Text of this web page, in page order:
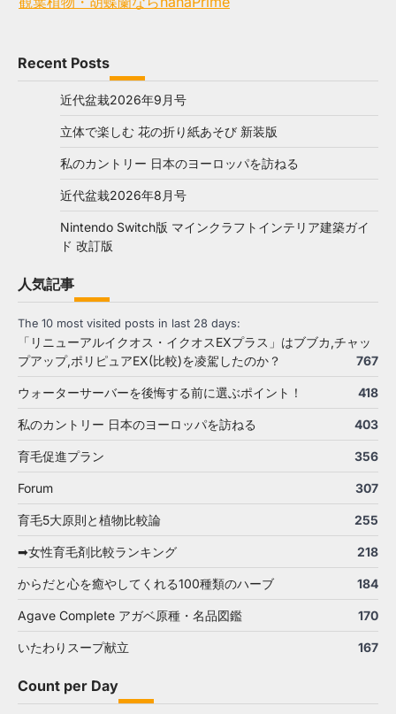
Recent Posts
近代盆栽2026年9月号
立体で楽しむ 花の折り紙あそび 新装版
私のカントリー 日本のヨーロッパを訪ねる
近代盆栽2026年8月号
Nintendo Switch版 マインクラフトインテリア建築ガイ
ド 改訂版
人気記事
The 10 most visited posts in last 28 days:
「リニューアルイクオス・イクオスEXプラス」はブブカ,チャッ
プアップ,ポリピュアEX(比較)を凌駕したのか？
767
ウォーターサーバーを後悔する前に選ぶポイント！ 418
私のカントリー 日本のヨーロッパを訪ねる 403
育毛促進プラン 356
Forum 307
育毛5大原則と植物比較論 255
➡女性育毛剤比較ランキング 218
からだと心を癒やしてくれる100種類のハーブ 184
Agave Complete アガベ原種・名品図鑑 170
いたわりスープ献立 167
Count per Day